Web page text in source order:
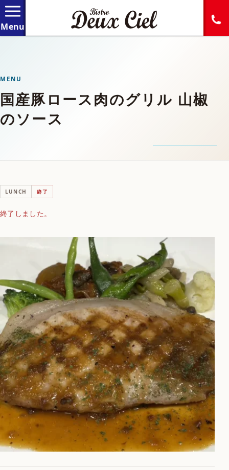
MENU
国産豚ロース肉のグリル 山椒
のソース
LUNCH 終了
終了しました。